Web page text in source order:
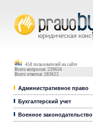
458 пользователей на сайте
Всего вопросов: 239656
Всего ответов: 283622
Административное право
Бухгалтерский учет
Военное законодательство